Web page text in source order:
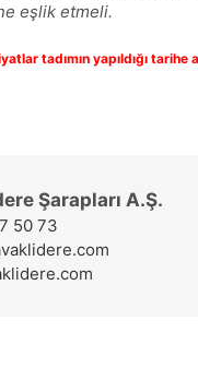
eşlik etmeli.
tadımın yapıldığı tarihe
Şarapları A.Ş.
50 73